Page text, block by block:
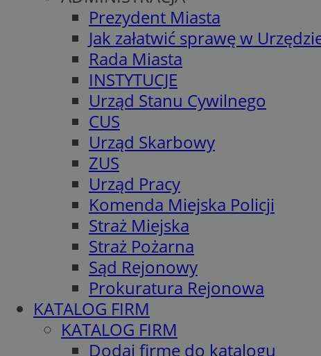
Prezydent Miasta
Jak załatwić sprawę w
Rada Miasta
INSTYTUCJE
Urząd Stanu Cywilnego
CUS
Urząd Skarbowy
ZUS
Urząd Pracy
Komenda Miejska Policji
Straż Miejska
Straż Pożarna
Sąd Rejonowy
Prokuratura Rejonowa
KATALOG FIRM
KATALOG FIRM
Dodaj firmę do katalogu